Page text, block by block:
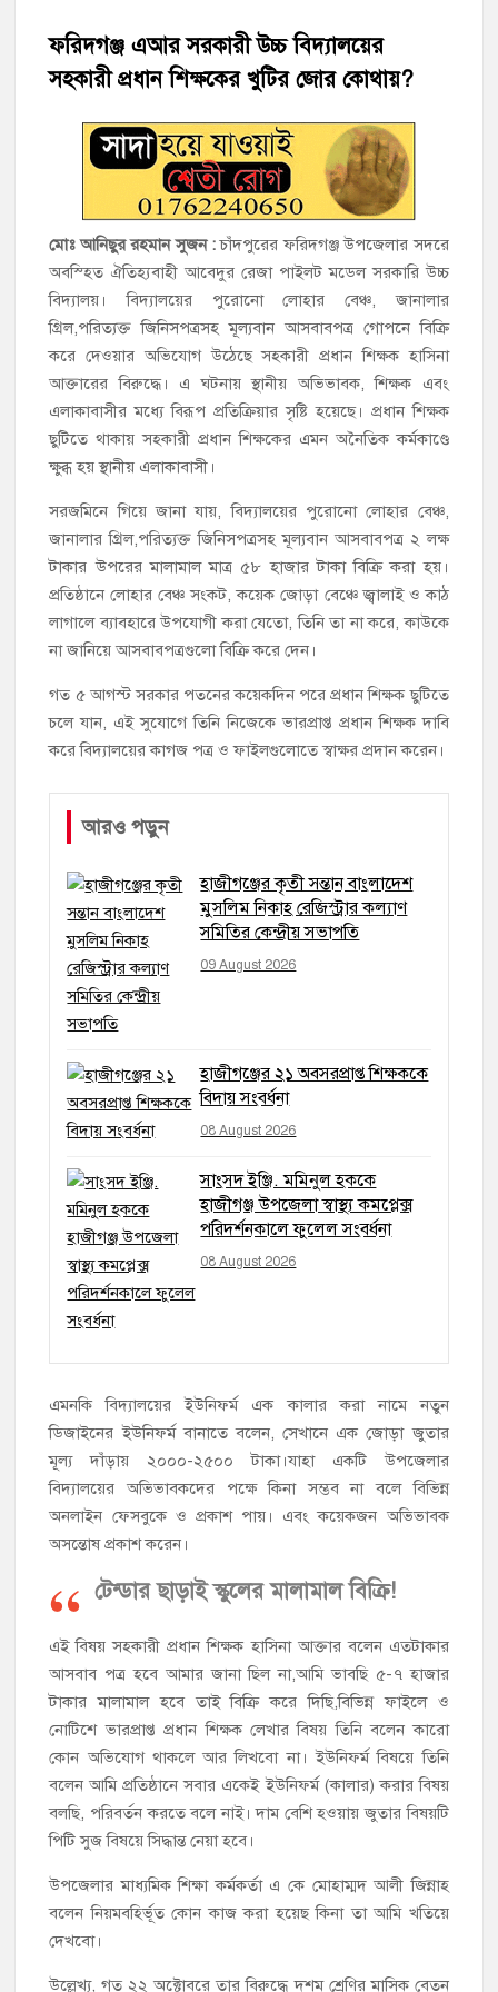
হাজীগঞ্জের টোরাগড় কাজী বাড়ি সড়কে রহিমা ভবনের প্রধান ফটক লক
হাজীগঞ্জ পৌরসভার মেয়র প্রার্থী অ্যাড. টিটু টোরাগড় পূর্বপাড়া জামে
হাজীগঞ্জে শিক্ষার্থীদের লেখাপড়ার মানোন্নয়নে ও উপস্থিতি নিশ্চিতকরণে
অভিভাবক সমাবেশ
হাজীগঞ্জে অস্বাস্থ্যকর পরিবেশে খাবার প্রস্তুত: ২ হোটেলকে ৪৫ হাজার
টাকা জরিমানা
হাজীগঞ্জে ৬ বছরের শিশুকে ধর্ষণের অভিযোগে কেয়ারটেকার আটক
ফরিদগঞ্জ এআর সরকারী উচ্চ বিদ্যালয়ের
সহকারী প্রধান শিক্ষকের খুটির জোর কোথায়?
মোঃ আনিছুর রহমান সুজন :চাঁদপুরের ফরিদগঞ্জ উপজেলার সদরে
অবস্হিত ঐতিহ্যবাহী আবেদুর রেজা পাইলট মডেল সরকারি উচ্চ
বিদ্যালয়। বিদ্যালয়ের পুরোনো লোহার বেঞ্চ, জানালার
গ্রিল,পরিত্যক্ত জিনিসপত্রসহ মূল্যবান আসবাবপত্র গোপনে বিক্রি
করে দেওয়ার অভিযোগ উঠেছে সহকারী প্রধান শিক্ষক হাসিনা
আক্তারের বিরুদ্ধে। এ ঘটনায় স্থানীয় অভিভাবক, শিক্ষক এবং
এলাকাবাসীর মধ্যে বিরূপ প্রতিক্রিয়ার সৃষ্টি হয়েছে। প্রধান শিক্ষক
ছুটিতে থাকায় সহকারী প্রধান শিক্ষকের এমন অনৈতিক কর্মকাণ্ডে
ক্ষুব্ধ হয় স্থানীয় এলাকাবাসী।
সরজমিনে গিয়ে জানা যায়, বিদ্যালয়ের পুরোনো লোহার বেঞ্চ,
জানালার গ্রিল,পরিত্যক্ত জিনিসপত্রসহ মূল্যবান আসবাবপত্র ২ লক্ষ
টাকার উপরের মালামাল মাত্র ৫৮ হাজার টাকা বিক্রি করা হয়।
প্রতিষ্ঠানে লোহার বেঞ্চ সংকট, কয়েক জোড়া বেঞ্চে জ্বালাই ও কাঠ
লাগালে ব্যাবহারে উপযোগী করা যেতো, তিনি তা না করে, কাউকে
না জানিয়ে আসবাবপত্রগুলো বিক্রি করে দেন।
গত ৫ আগস্ট সরকার পতনের কয়েকদিন পরে প্রধান শিক্ষক ছুটিতে
চলে যান, এই সুযোগে তিনি নিজেকে ভারপ্রাপ্ত প্রধান শিক্ষক দাবি
করে বিদ্যালয়ের কাগজ পত্র ও ফাইলগুলোতে স্বাক্ষর প্রদান করেন।
আরও পড়ুন
হাজীগঞ্জের কৃতী সন্তান বাংলাদেশ
মুসলিম নিকাহ রেজিস্ট্রার কল্যাণ
সমিতির কেন্দ্রীয় সভাপতি
09 August 2026
হাজীগঞ্জের ২১ অবসরপ্রাপ্ত শিক্ষককে
বিদায় সংবর্ধনা
08 August 2026
সাংসদ ইঞ্জি. মমিনুল হককে
হাজীগঞ্জ উপজেলা স্বাস্থ্য কমপ্লেক্স
পরিদর্শনকালে ফুলেল সংবর্ধনা
08 August 2026
এমনকি বিদ্যালয়ের ইউনিফর্ম এক কালার করা নামে নতুন
ডিজাইনের ইউনিফর্ম বানাতে বলেন, সেখানে এক জোড়া জুতার
মূল্য দাঁড়ায় ২০০০-২৫০০ টাকা।যাহা একটি উপজেলার
বিদ্যালয়ের অভিভাবকদের পক্ষে কিনা সম্ভব না বলে বিভিন্ন
অনলাইন ফেসবুকে ও প্রকাশ পায়। এবং কয়েকজন অভিভাবক
অসন্তোষ প্রকাশ করেন।
টেন্ডার ছাড়াই স্কুলের মালামাল বিক্রি!
এই বিষয় সহকারী প্রধান শিক্ষক হাসিনা আক্তার বলেন এতটাকার
আসবাব পত্র হবে আমার জানা ছিল না,আমি ভাবছি ৫-৭ হাজার
টাকার মালামাল হবে তাই বিক্রি করে দিছি,বিভিন্ন ফাইলে ও
নোটিশে ভারপ্রাপ্ত প্রধান শিক্ষক লেখার বিষয় তিনি বলেন কারো
কোন অভিযোগ থাকলে আর লিখবো না। ইউনিফর্ম বিষয়ে তিনি
বলেন আমি প্রতিষ্ঠানে সবার একেই ইউনিফর্ম (কালার) করার বিষয়
বলছি, পরিবর্তন করতে বলে নাই। দাম বেশি হওয়ায় জুতার বিষয়টি
পিটি সুজ বিষয়ে সিদ্ধান্ত নেয়া হবে।
উপজেলার মাধ্যমিক শিক্ষা কর্মকর্তা এ কে মোহাম্মদ আলী জিন্নাহ
বলেন নিয়মবহির্ভূত কোন কাজ করা হয়েছ কিনা তা আমি খতিয়ে
দেখবো।
উল্লেখ্য, গত ২২ অক্টোবরে তার বিরুদ্ধে দশম শ্রেণির মাসিক বেতন